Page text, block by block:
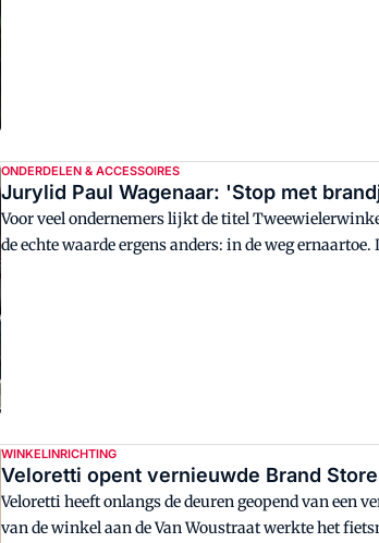
ONDERDELEN & ACCESSOIRES
Jurylid Paul Wagenaar: 'Stop met
Voor veel ondernemers lijkt de titel
de echte waarde ergens anders: in de weg
WINKELINRICHTING
Veloretti opent vernieuwde Brand
Veloretti heeft onlangs de deuren geopend van een
van de winkel aan de Van Woustraat werkte het